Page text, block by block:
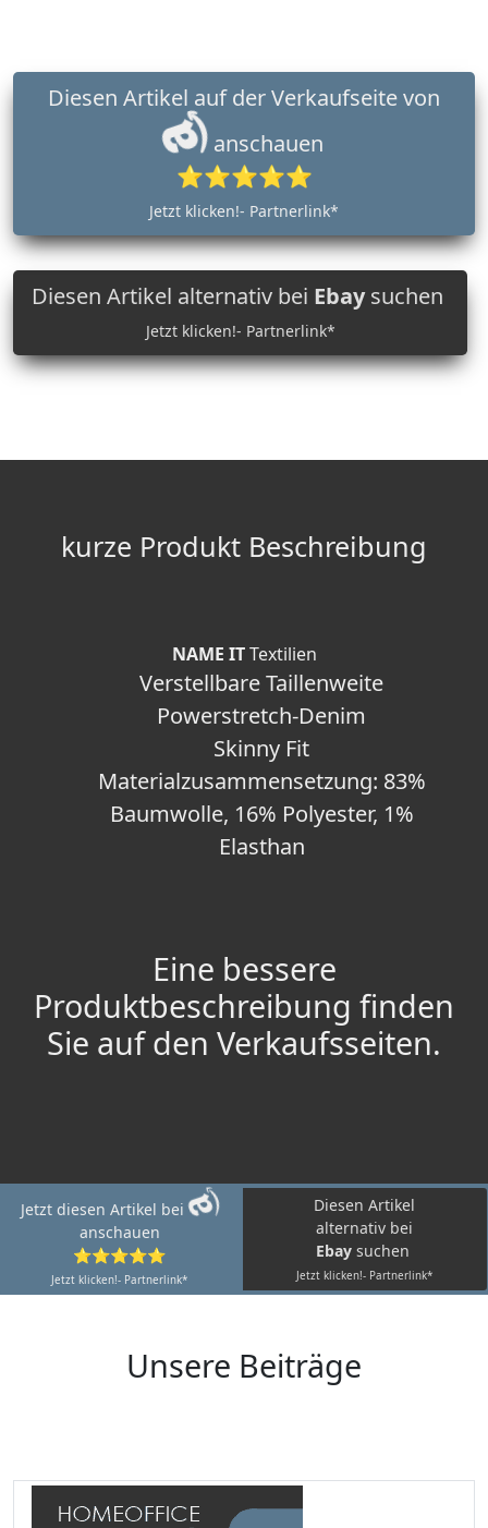
anschauen
⭐⭐⭐⭐⭐
Jetzt klicken!- Partnerlink*
Diesen Artikel alternativ bei Ebaysuchen
Jetzt klicken!- Partnerlink*
kurze Produkt Beschreibung
NAME ITTextilien
Verstellbare Taillenweite
Powerstretch-Denim
Skinny Fit
Materialzusammensetzung: 83%
Baumwolle, 16% Polyester, 1%
Elasthan
Eine bessere
Produktbeschreibung finden
Sie auf den Verkaufsseiten.
Jetzt diesen Artikel bei
anschauen
⭐⭐⭐⭐⭐
Jetzt klicken!- Partnerlink*
Diesen Artikel
alternativ bei
Ebay suchen
Jetzt klicken!- Partnerlink*
Unsere Beiträge